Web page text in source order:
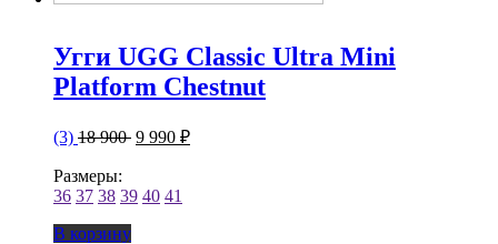
Угги UGG Classic Ultra Mini
Platform Chestnut
(3) 18 900 9 990 ₽
Размеры:
36 37 38 39 40 41
В корзину